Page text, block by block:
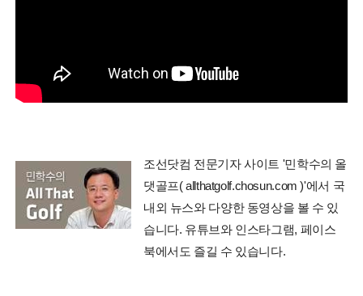
조선닷컴 전문기자 사이트 '민학수의 올
댓골프( allthatgolf.chosun.com )'에서 국
내외 뉴스와 다양한 동영상을 볼 수 있
습니다. 유튜브와 인스타그램, 페이스
북에서도 즐길 수 있습니다.